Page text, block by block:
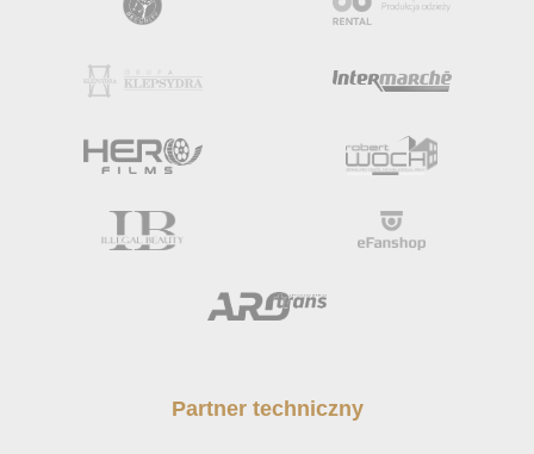
Partner techniczny